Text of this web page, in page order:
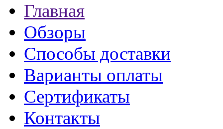
Главная
Обзоры
Способы доставки
Варианты оплаты
Сертификаты
Контакты